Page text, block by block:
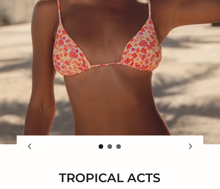
TROPICAL ACTS